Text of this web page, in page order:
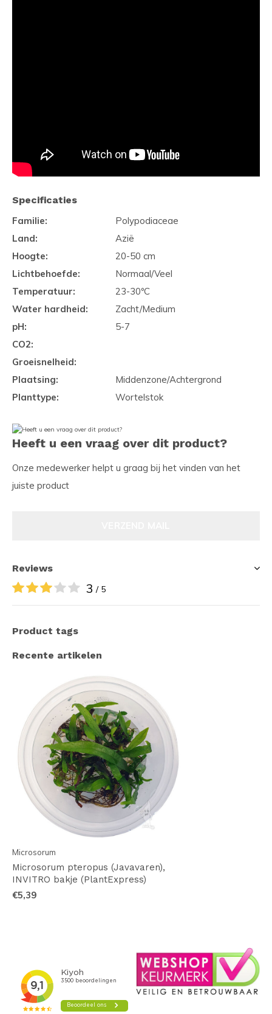
Specificaties
Familie:
Polypodiaceae
Land:
Azië
Hoogte:
20-50 cm
Lichtbehoefde:
Normaal/Veel
Temperatuur:
23-30ºC
Water hardheid:
Zacht/Medium
pH:
5-7
CO2:
Groeisnelheid:
Plaatsing:
Middenzone/Achtergrond
Planttype:
Wortelstok
Heeft u een vraag over dit product?
Onze medewerker helpt u graag bij het vinden van het
juiste product
Reviews
3 / 5
Product tags
Recente artikelen
Microsorum
Microsorum pteropus (Javavaren),
INVITRO bakje (PlantExpress)
€5,39